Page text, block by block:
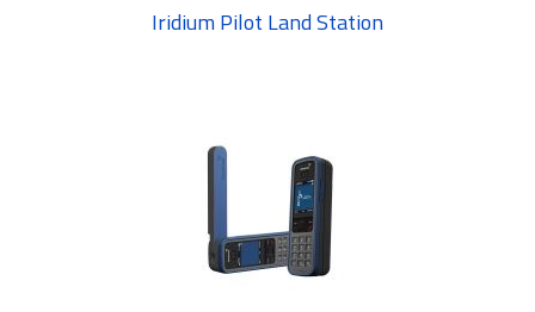
Iridium Pilot Land Station